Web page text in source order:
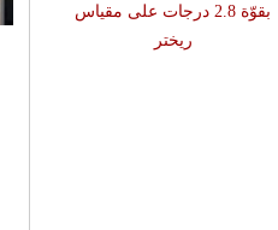
بقوّة 2.8 درجات على مقياس
ريختر